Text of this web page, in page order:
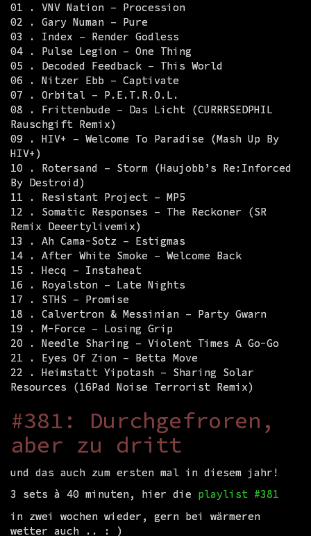
01 . VNV Nation – Procession
02 . Gary Numan – Pure
03 . Index – Render Godless
04 . Pulse Legion – One Thing
05 . Decoded Feedback – This World
06 . Nitzer Ebb – Captivate
07 . Orbital – P.E.T.R.O.L.
08 . Frittenbude – Das Licht (CURRRSEDPHIL
Rauschgift Remix)
09 . HIV+ – Welcome To Paradise (Mash Up By
HIV+)
10 . Rotersand – Storm (Haujobb’s Re:Inforced
By Destroid)
11 . Resistant Project – MP5
12 . Somatic Responses – The Reckoner (SR
Remix Deeertylivemix)
13 . Ah Cama-Sotz – Estigmas
14 . After White Smoke – Welcome Back
15 . Hecq – Instaheat
16 . Royalston – Late Nights
17 . STHS – Promise
18 . Calvertron & Messinian – Party Gwarn
19 . M-Force – Losing Grip
20 . Needle Sharing – Violent Times A Go-Go
21 . Eyes Of Zion – Betta Move
22 . Heimstatt Yipotash – Sharing Solar
Resources (16Pad Noise Terrorist Remix)
#381: Durchgefroren,
aber zu dritt
und das auch zum ersten mal in diesem jahr!
3 sets à 40 minuten, hier die playlist #381
in zwei wochen wieder, gern bei wärmeren
wetter auch .. : )